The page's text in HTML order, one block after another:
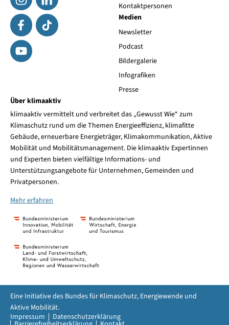
Kontaktpersonen
Medien
Newsletter
Podcast
Bildergalerie
Infografiken
Presse
Über klimaaktiv
klimaaktiv vermittelt und verbreitet das „Gewusst Wie“ zum
Klimaschutz rund um die Themen Energieeffizienz, klimafitte
Gebäude, erneuerbare Energieträger, Klimakommunikation, Aktive
Mobilität und Mobilitätsmanagement. Die klimaaktiv Expertinnen
und Experten bieten vielfältige Informations- und
Unterstützungsangebote für Unternehmen, Gemeinden und
Privatpersonen.
Mehr erfahren
Impressum Datenschutzerklärung
Eine Initiative des Bundes für Klimaschutz, Energiewende und
Aktive Mobilität.